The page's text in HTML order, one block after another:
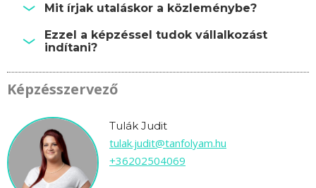
Mit írjak utaláskor a közleménybe?
Ezzel a képzéssel tudok vállalkozást
indítani?
Képzésszervező
Tulák Judit
tulak.judit@tanfolyam.hu
+36202504069